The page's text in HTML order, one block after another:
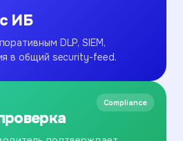
ИБ
DLP, SIEM,
в общий security-feed.
Compliance